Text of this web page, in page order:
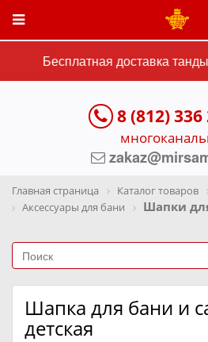
Бесплатная доставка
8 (812) 336
Главная страница Каталог товаров
Аксессуары для бани
Шапки
Шапка для бани и
детская